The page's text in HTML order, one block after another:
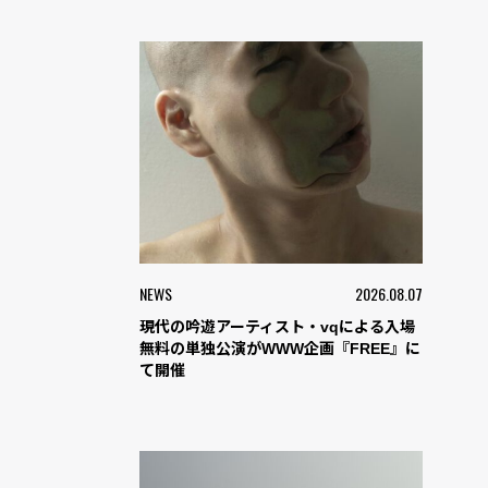
NEWS 2026.08.07
現代の吟遊アーティスト・vqによる入場
無料の単独公演がWWW企画『FREE』に
て開催